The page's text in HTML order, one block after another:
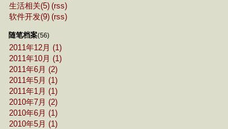
生活相关(5) (rss)
软件开发(9) (rss)
随笔档案(56)
2011年12月 (1)
2011年10月 (1)
2011年6月 (2)
2011年5月 (1)
2011年1月 (1)
2010年7月 (2)
2010年6月 (1)
2010年5月 (1)